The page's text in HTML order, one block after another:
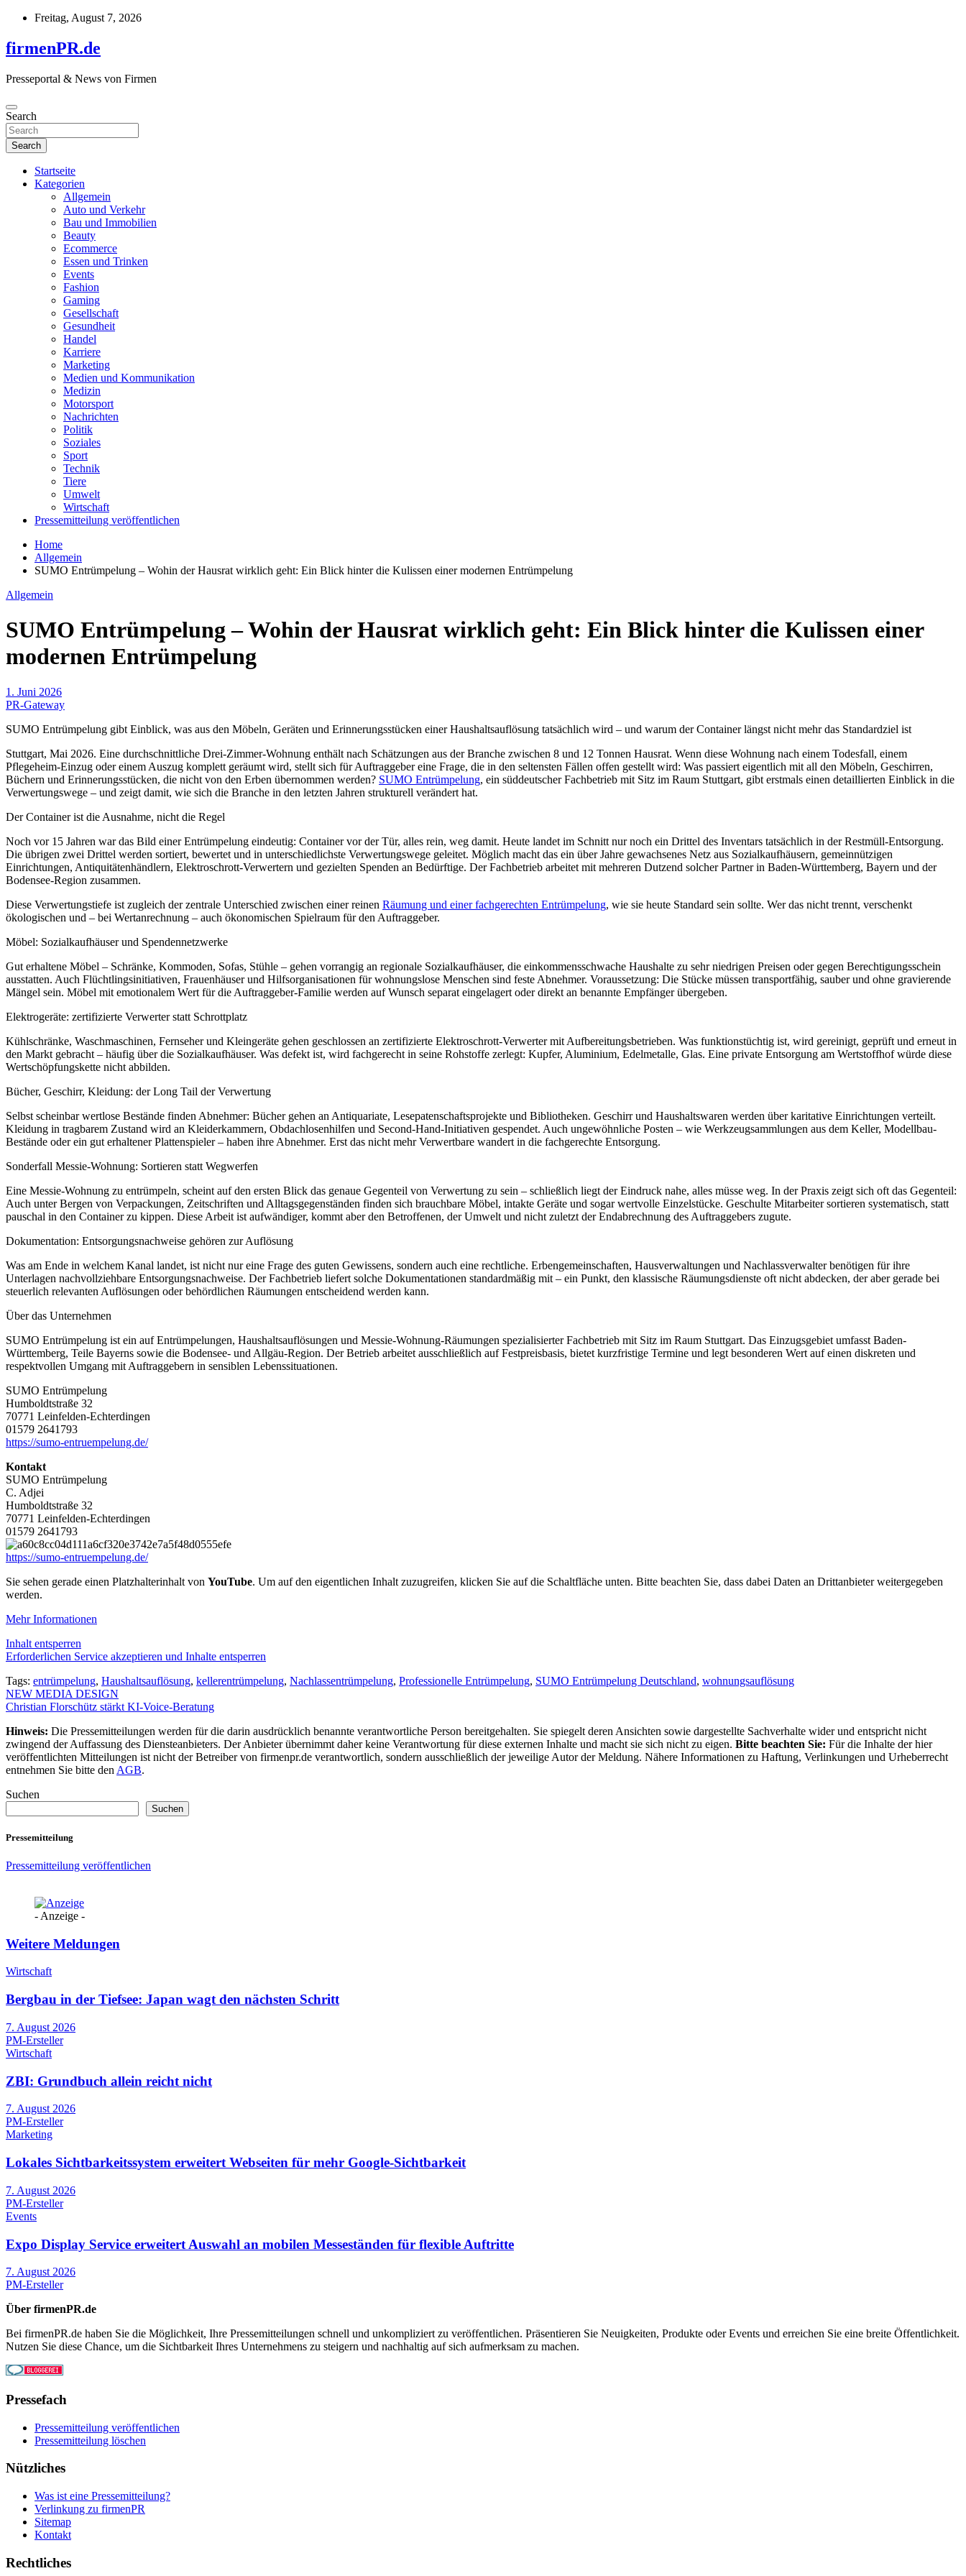
Skip
content
Freitag, August 7, 2026
firmenPR.de
Presseportal & News von Firmen
Search
Search
Startseite
Kategorien
Allgemein
Auto und Verkehr
Bau und Immobilien
Beauty
Ecommerce
Essen und Trinken
Events
Fashion
Gaming
Gesellschaft
Gesundheit
Handel
Karriere
Marketing
Medien und Kommunikation
Medizin
Motorsport
Nachrichten
Politik
Soziales
Sport
Technik
Tiere
Umwelt
Wirtschaft
Pressemitteilung veröffentlichen
Home
Allgemein
SUMO Entrümpelung – Wohin der Hausrat wirklich geht: Ein Blick hinter die Kulissen einer modernen Entrümpelung
Allgemein
SUMO Entrümpelung – Wohin der Hausrat wirklich geht: Ein Blick hinter die Kulissen einer
modernen Entrümpelung
1. Juni 2026
PR-Gateway
SUMO Entrümpelung gibt Einblick, was aus den Möbeln, Geräten und Erinnerungsstücken einer Haushaltsauflösung tatsächlich wird – und warum der Container längst nicht mehr das Standardziel ist
Stuttgart, Mai 2026. Eine durchschnittliche Drei-Zimmer-Wohnung enthält nach Schätzungen aus der Branche zwischen 8 und 12 Tonnen Hausrat. Wenn diese Wohnung nach einem Todesfall, einem
Pflegeheim-Einzug oder einem Auszug komplett geräumt wird, stellt sich für Auftraggeber eine Frage, die in den seltensten Fällen offen gestellt wird: Was passiert eigentlich mit all den Möbeln, Geschirren,
Büchern und Erinnerungsstücken, die nicht von den Erben übernommen werden? SUMO Entrümpelung, ein süddeutscher Fachbetrieb mit Sitz im Raum Stuttgart, gibt erstmals einen detaillierten Einblick in die
Verwertungswege – und zeigt damit, wie sich die Branche in den letzten Jahren strukturell verändert hat.
Der Container ist die Ausnahme, nicht die Regel
Noch vor 15 Jahren war das Bild einer Entrümpelung eindeutig: Container vor der Tür, alles rein, weg damit. Heute landet im Schnitt nur noch ein Drittel des Inventars tatsächlich in der Restmüll-Entsorgung.
Die übrigen zwei Drittel werden sortiert, bewertet und in unterschiedlichste Verwertungswege geleitet. Möglich macht das ein über Jahre gewachsenes Netz aus Sozialkaufhäusern, gemeinnützigen
Einrichtungen, Antiquitätenhändlern, Elektroschrott-Verwertern und gezielten Spenden an Bedürftige. Der Fachbetrieb arbeitet mit mehreren Dutzend solcher Partner in Baden-Württemberg, Bayern und der
Bodensee-Region zusammen.
Diese Verwertungstiefe ist zugleich der zentrale Unterschied zwischen einer reinen Räumung und einer fachgerechten Entrümpelung, wie sie heute Standard sein sollte. Wer das nicht trennt, verschenkt
ökologischen und – bei Wertanrechnung – auch ökonomischen Spielraum für den Auftraggeber.
Möbel: Sozialkaufhäuser und Spendennetzwerke
Gut erhaltene Möbel – Schränke, Kommoden, Sofas, Stühle – gehen vorrangig an regionale Sozialkaufhäuser, die einkommensschwache Haushalte zu sehr niedrigen Preisen oder gegen Berechtigungsschein
ausstatten. Auch Flüchtlingsinitiativen, Frauenhäuser und Hilfsorganisationen für wohnungslose Menschen sind feste Abnehmer. Voraussetzung: Die Stücke müssen transportfähig, sauber und ohne gravierende
Mängel sein. Möbel mit emotionalem Wert für die Auftraggeber-Familie werden auf Wunsch separat eingelagert oder direkt an benannte Empfänger übergeben.
Elektrogeräte: zertifizierte Verwerter statt Schrottplatz
Kühlschränke, Waschmaschinen, Fernseher und Kleingeräte gehen geschlossen an zertifizierte Elektroschrott-Verwerter mit Aufbereitungsbetrieben. Was funktionstüchtig ist, wird gereinigt, geprüft und erneut in
den Markt gebracht – häufig über die Sozialkaufhäuser. Was defekt ist, wird fachgerecht in seine Rohstoffe zerlegt: Kupfer, Aluminium, Edelmetalle, Glas. Eine private Entsorgung am Wertstoffhof würde diese
Wertschöpfungskette nicht abbilden.
Bücher, Geschirr, Kleidung: der Long Tail der Verwertung
Selbst scheinbar wertlose Bestände finden Abnehmer: Bücher gehen an Antiquariate, Lesepatenschaftsprojekte und Bibliotheken. Geschirr und Haushaltswaren werden über karitative Einrichtungen verteilt.
Kleidung in tragbarem Zustand wird an Kleiderkammern, Obdachlosenhilfen und Second-Hand-Initiativen gespendet. Auch ungewöhnliche Posten – wie Werkzeugsammlungen aus dem Keller, Modellbau-
Bestände oder ein gut erhaltener Plattenspieler – haben ihre Abnehmer. Erst das nicht mehr Verwertbare wandert in die fachgerechte Entsorgung.
Sonderfall Messie-Wohnung: Sortieren statt Wegwerfen
Eine Messie-Wohnung zu entrümpeln, scheint auf den ersten Blick das genaue Gegenteil von Verwertung zu sein – schließlich liegt der Eindruck nahe, alles müsse weg. In der Praxis zeigt sich oft das Gegenteil:
Auch unter Bergen von Verpackungen, Zeitschriften und Alltagsgegenständen finden sich brauchbare Möbel, intakte Geräte und sogar wertvolle Einzelstücke. Geschulte Mitarbeiter sortieren systematisch, statt
pauschal in den Container zu kippen. Diese Arbeit ist aufwändiger, kommt aber den Betroffenen, der Umwelt und nicht zuletzt der Endabrechnung des Auftraggebers zugute.
Dokumentation: Entsorgungsnachweise gehören zur Auflösung
Was am Ende in welchem Kanal landet, ist nicht nur eine Frage des guten Gewissens, sondern auch eine rechtliche. Erbengemeinschaften, Hausverwaltungen und Nachlassverwalter benötigen für ihre
Unterlagen nachvollziehbare Entsorgungsnachweise. Der Fachbetrieb liefert solche Dokumentationen standardmäßig mit – ein Punkt, den klassische Räumungsdienste oft nicht abdecken, der aber gerade bei
steuerlich relevanten Auflösungen oder behördlichen Räumungen entscheidend werden kann.
Über das Unternehmen
SUMO Entrümpelung ist ein auf Entrümpelungen, Haushaltsauflösungen und Messie-Wohnung-Räumungen spezialisierter Fachbetrieb mit Sitz im Raum Stuttgart. Das Einzugsgebiet umfasst Baden-
Württemberg, Teile Bayerns sowie die Bodensee- und Allgäu-Region. Der Betrieb arbeitet ausschließlich auf Festpreisbasis, bietet kurzfristige Termine und legt besonderen Wert auf einen diskreten und
respektvollen Umgang mit Auftraggebern in sensiblen Lebenssituationen.
SUMO Entrümpelung
Humboldtstraße 32
70771 Leinfelden-Echterdingen
01579 2641793
https://sumo-entruempelung.de/
Kontakt
SUMO Entrümpelung
C. Adjei
Humboldtstraße 32
70771 Leinfelden-Echterdingen
01579 2641793
https://sumo-entruempelung.de/
Sie sehen gerade einen Platzhalterinhalt von YouTube. Um auf den eigentlichen Inhalt zuzugreifen, klicken Sie auf die Schaltfläche unten. Bitte beachten Sie, dass dabei Daten an Drittanbieter weitergegeben
werden.
Mehr Informationen
Inhalt entsperren
Erforderlichen Service akzeptieren und Inhalte entsperren
Tags: entrümpelung, Haushaltsauflösung, kellerentrümpelung, Nachlassentrümpelung, Professionelle Entrümpelung, SUMO Entrümpelung Deutschland, wohnungsauflösung
Beitragsnavigation
NEW MEDIA DESIGN
Christian Florschütz stärkt KI-Voice-Beratung
Hinweis: Die Pressemitteilungen werden für die darin ausdrücklich benannte verantwortliche Person bereitgehalten. Sie spiegelt deren Ansichten sowie dargestellte Sachverhalte wider und entspricht nicht
zwingend der Auffassung des Diensteanbieters. Der Anbieter übernimmt daher keine Verantwortung für diese externen Inhalte und macht sie sich nicht zu eigen. Bitte beachten Sie: Für die Inhalte der hier
veröffentlichten Mitteilungen ist nicht der Betreiber von firmenpr.de verantwortlich, sondern ausschließlich der jeweilige Autor der Meldung. Nähere Informationen zu Haftung, Verlinkungen und Urheberrecht
entnehmen Sie bitte den AGB.
Suchen
Suchen
Pressemitteilung
Pressemitteilung veröffentlichen
- Anzeige -
Weitere Meldungen
Wirtschaft
Bergbau in der Tiefsee: Japan wagt den nächsten Schritt
7. August 2026
PM-Ersteller
Wirtschaft
ZBI: Grundbuch allein reicht nicht
7. August 2026
PM-Ersteller
Marketing
Lokales Sichtbarkeitssystem erweitert Webseiten für mehr Google-Sichtbarkeit
7. August 2026
PM-Ersteller
Events
Expo Display Service erweitert Auswahl an mobilen Messeständen für flexible Auftritte
7. August 2026
PM-Ersteller
Über firmenPR.de
Bei firmenPR.de haben Sie die Möglichkeit, Ihre Pressemitteilungen schnell und unkompliziert zu veröffentlichen. Präsentieren Sie Neuigkeiten, Produkte oder Events und erreichen Sie eine breite Öffentlichkeit.
Nutzen Sie diese Chance, um die Sichtbarkeit Ihres Unternehmens zu steigern und nachhaltig auf sich aufmerksam zu machen.
Pressefach
Pressemitteilung veröffentlichen
Pressemitteilung löschen
Nützliches
Was ist eine Pressemitteilung?
Verlinkung zu firmenPR
Sitemap
Kontakt
Rechtliches